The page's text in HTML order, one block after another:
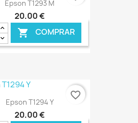
Epson T1293 M
20,00 €
 COMPRAR
€ ONLINE
Epson T1294 Y
20,00 €
favorite_border